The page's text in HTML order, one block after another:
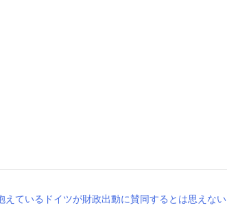
えているドイツが財政出動に賛同するとは思えない